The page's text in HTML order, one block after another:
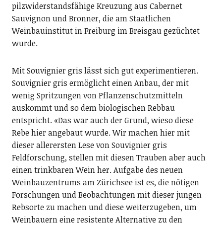
pilzwiderstandsfähige Kreuzung aus Cabernet
Sauvignon und Bronner, die am Staatlichen
Weinbauinstitut in Freiburg im Breisgau gezüchtet
wurde.
Mit Souvignier gris lässt sich gut experimentieren.
Souvignier gris ermöglicht einen Anbau, der mit
wenig Spritzungen von Pflanzenschutzmitteln
auskommt und so dem biologischen Rebbau
entspricht. «Das war auch der Grund, wieso diese
Rebe hier angebaut wurde. Wir machen hier mit
dieser allerersten Lese von Souvignier gris
Feldforschung, stellen mit diesen Trauben aber auch
einen trinkbaren Wein her. Aufgabe des neuen
Weinbauzentrums am Zürichsee ist es, die nötigen
Forschungen und Beobachtungen mit dieser jungen
Rebsorte zu machen und diese weiterzugeben, um
Weinbauern eine resistente Alternative zu den